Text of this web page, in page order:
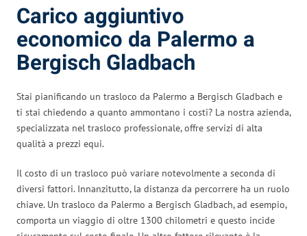
Carico aggiuntivo
economico da Palermo a
Bergisch Gladbach
Stai pianificando un trasloco da Palermo a Bergisch Gladbach e
ti stai chiedendo a quanto ammontano i costi? La nostra azienda,
specializzata nel trasloco professionale, offre servizi di alta
qualità a prezzi equi.
Il costo di un trasloco può variare notevolmente a seconda di
diversi fattori. Innanzitutto, la distanza da percorrere ha un ruolo
chiave. Un trasloco da Palermo a Bergisch Gladbach, ad esempio,
comporta un viaggio di oltre 1300 chilometri e questo incide